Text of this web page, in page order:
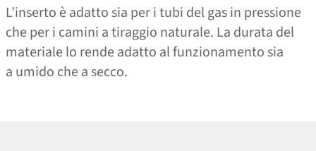
L’inserto è adatto sia per i tubi del gas in pressione
che per i camini a tiraggio naturale. La durata del
materiale lo rende adatto al funzionamento sia
a umido che a secco.